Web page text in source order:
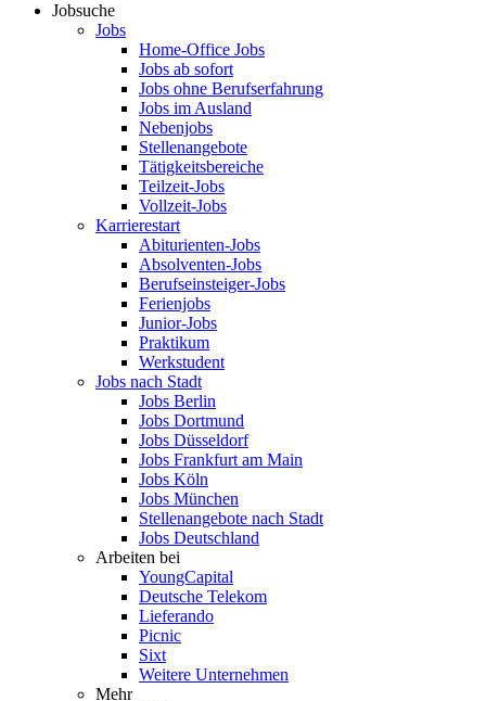
Jobsuche
Jobs
Home-Office Jobs
Jobs ab sofort
Jobs ohne Berufserfahrung
Jobs im Ausland
Nebenjobs
Stellenangebote
Tätigkeitsbereiche
Teilzeit-Jobs
Vollzeit-Jobs
Karrierestart
Abiturienten-Jobs
Absolventen-Jobs
Berufseinsteiger-Jobs
Ferienjobs
Junior-Jobs
Praktikum
Werkstudent
Jobs nach Stadt
Jobs Berlin
Jobs Dortmund
Jobs Düsseldorf
Jobs Frankfurt am Main
Jobs Köln
Jobs München
Stellenangebote nach Stadt
Jobs Deutschland
Arbeiten bei
YoungCapital
Deutsche Telekom
Lieferando
Picnic
Sixt
Weitere Unternehmen
Mehr